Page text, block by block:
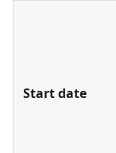
Start date